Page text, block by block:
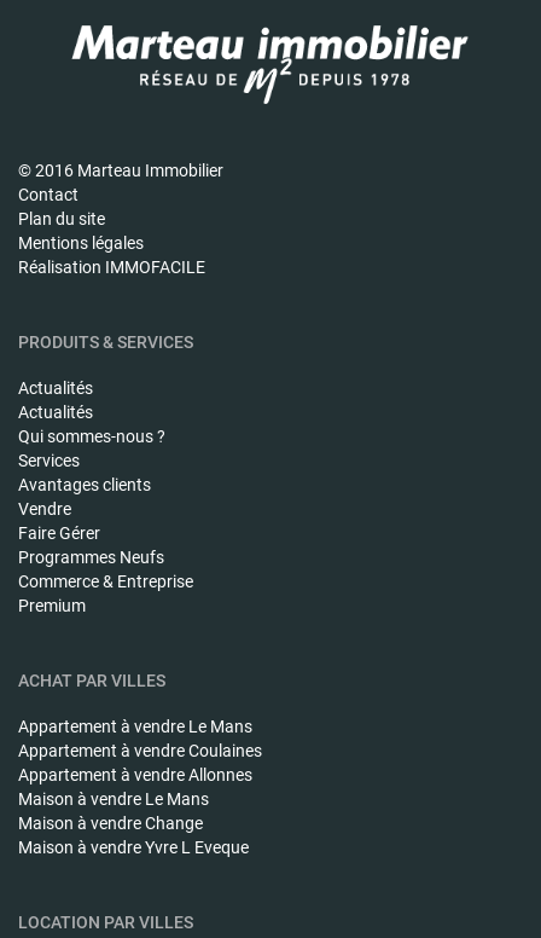
© 2016 Marteau Immobilier
Contact
Plan du site
Mentions légales
Réalisation IMMOFACILE
PRODUITS & SERVICES
Actualités
Actualités
Qui sommes-nous ?
Services
Avantages clients
Vendre
Faire Gérer
Programmes Neufs
Commerce & Entreprise
Premium
ACHAT PAR VILLES
Appartement à vendre Le Mans
Appartement à vendreCoulaines
Appartement à vendreAllonnes
Maison à vendre Le Mans
Maison à vendreChange
Maison à vendreYvre L Eveque
LOCATION PAR VILLES